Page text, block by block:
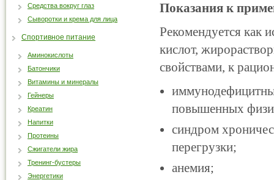
Показания к
Рекомендуется как
кислот,
свойствами, к
повышенных
синдром
перегрузки;
анемия;
Средства вокруг глаз
Сыворотки и крема для лица
Спортивное питание
Аминокислоты
Батончики
Витамины и минералы
Гейнеры
Креатин
Напитки
Протеины
Сжигатели жира
Тренинг-бустеры
Энергетики